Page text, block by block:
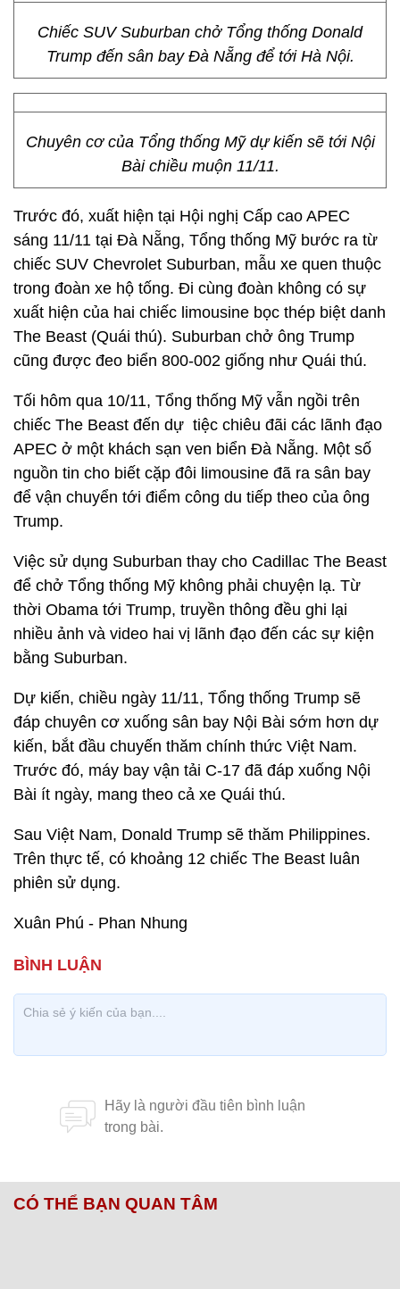
Chiếc SUV Suburban chở Tổng thống Donald
Trump đến sân bay Đà Nẵng để tới Hà Nội.
Chuyên cơ của Tổng thống Mỹ dự kiến sẽ tới Nội
Bài chiều muộn 11/11.
Trước đó, xuất hiện tại Hội nghị Cấp cao APEC
sáng 11/11 tại Đà Nẵng, Tổng thống Mỹ bước ra từ
chiếc SUV Chevrolet Suburban, mẫu xe quen thuộc
trong đoàn xe hộ tống. Đi cùng đoàn không có sự
xuất hiện của hai chiếc limousine bọc thép biệt danh
The Beast (Quái thú). Suburban chở ông Trump
cũng được đeo biển 800-002 giống như Quái thú.
Tối hôm qua 10/11, Tổng thống Mỹ vẫn ngồi trên
chiếc The Beast đến dự tiệc chiêu đãi các lãnh đạo
APEC ở một khách sạn ven biển Đà Nẵng. Một số
nguồn tin cho biết cặp đôi limousine đã ra sân bay
để vận chuyển tới điểm công du tiếp theo của ông
Trump.
Việc sử dụng Suburban thay cho Cadillac The Beast
để chở Tổng thống Mỹ không phải chuyện lạ. Từ
thời Obama tới Trump, truyền thông đều ghi lại
nhiều ảnh và video hai vị lãnh đạo đến các sự kiện
bằng Suburban.
Dự kiến, chiều ngày 11/11, Tổng thống Trump sẽ
đáp chuyên cơ xuống sân bay Nội Bài sớm hơn dự
kiến, bắt đầu chuyến thăm chính thức Việt Nam.
Trước đó, máy bay vận tải C-17 đã đáp xuống Nội
Bài ít ngày, mang theo cả xe Quái thú.
Sau Việt Nam, Donald Trump sẽ thăm Philippines.
Trên thực tế, có khoảng 12 chiếc The Beast luân
phiên sử dụng.
Xuân Phú - Phan Nhung
CÓ THỂ BẠN QUAN TÂM